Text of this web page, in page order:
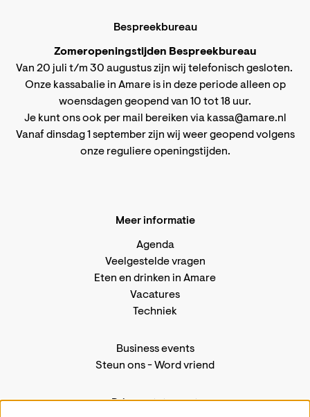
Bespreekbureau
Zomeropeningstijden Bespreekbureau
Van 20 juli t/m 30 augustus zijn wij telefonisch gesloten.
Onze kassabalie in Amare is in deze periode alleen op
woensdagen geopend van 10 tot 18 uur.
Je kunt ons ook per mail bereiken via kassa@amare.nl
Vanaf dinsdag 1 september zijn wij weer geopend volgens
onze reguliere openingstijden.
Meer informatie
Agenda
Veelgestelde vragen
Eten en drinken in Amare
Vacatures
Techniek
Business events
Steun ons-Word vriend
Privacystatement